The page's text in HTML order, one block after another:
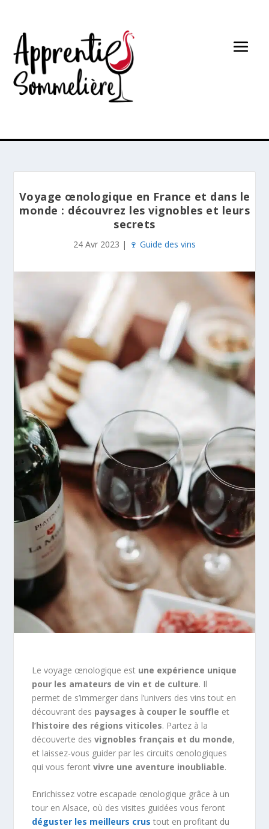
Voyage œnologique en France et dans le
monde : découvrez les vignobles et leurs
secrets
24 Avr 2023 | 🍷 Guide des vins
Le voyage œnologique est une expérience unique
pour les amateurs de vin et de culture. Il
permet de s’immerger dans l’univers des vins tout en
découvrant des paysages à couper le souffle et
l’histoire des régions viticoles. Partez à la
découverte desvignobles français et du monde,
et laissez-vous guider par les circuits œnologiques
qui vous ferontvivre une aventure inoubliable.
Enrichissez votre escapade œnologique grâce à un
tour en Alsace, où des visites guidées vous feront
déguster les meilleurs crus tout en profitant du